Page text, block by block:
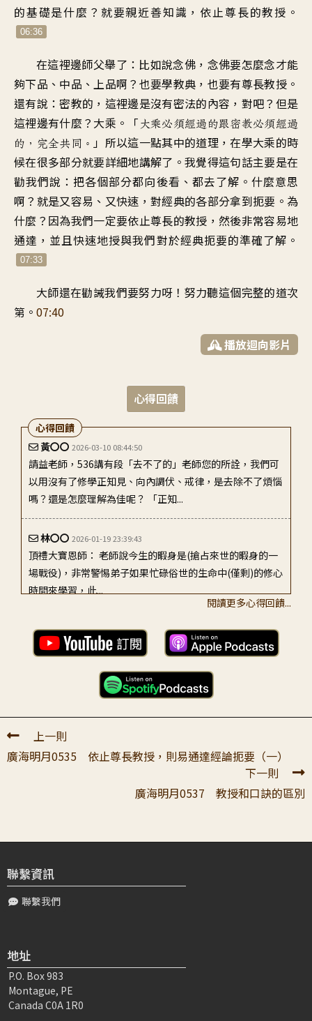
的基礎是什麼 ？ 就要親近善知識 ， 依止尊長的教授 。
06:36
在這裡邊師父舉了 ： 比如說念佛 ， 念佛要怎麼念才能
夠下品、中品、上品啊 ？ 也要學教典 ， 也要有尊長教授 。
還有說：密教的 ， 這裡邊是沒有密法的內容 ， 對吧？ 但是
這裡邊有什麼？大乘 。「 大乘必須經過的跟密教必須經過
的 ， 完全共同 。 」 所以這一點其中的道理 ，在學大乘的時
候在很多部分就要詳細地講解了 。我覺得這句話主要是在
勸我們說 ：把各個部分都向後看 、 都去了解 。 什麼意思
啊 ？ 就是又容易、又快速 ，對經典的各部分拿到扼要 。 為
什麼 ？ 因為我們一定要依止尊長的教授 ，然後非常容易地
通達 ， 並且快速地授與我們對於經典扼要的準確了解 。
07:33
大師還在勸誡我們要努力呀 ！ 努力聽這個完整的道次
第 。 07:40
播放迴向影片
心得回饋
黃〇〇 2026-03-10 08:44:50
請益老師，536講有段「去不了的」老師您的所詮，我們可
以用沒有了修學正知見、向內調伏、戒律，是去除不了煩惱
嗎？還是怎麼理解為佳呢？ 「正知...
林〇〇 2026-01-19 23:39:43
頂禮大寶恩師： 老師說今生的暇身是(搶占來世的暇身的一
場戰役)，非常警惕弟子如果忙碌俗世的生命中(僅剩)的修心
時間來學習，此...
冼〇〇2026-01-15 07:04:06
敬呈大寶恩師: 弟子十分希求在每天嘗試背誦廣論原文，並
相佛弟子，每天的0.01進步是仍...
林〇〇2026-01-14 17:12:31
老師：「這共同的基礎是什麼？就要親近善知識，依止尊長
的教授」弟子20年在這段都溜過去。很感恩老師教導，點醒
方〇〇
得苦 依師才離苦得樂 挑戰自...
吳〇〇2026-04-17 05:42:26
要了解經論的扼要就是要照著善知識的話做，慢慢修正，才
心得回饋
閱讀更多心得回饋...
上一則
廣海明月0535 依止尊長教授，則易通達經論扼要（一）
下一則
廣海明月0537 教授和口訣的區別
聯繫資訊
聯繫我們
地址
P.O. Box 983
Montague, PE
Canada C0A 1R0